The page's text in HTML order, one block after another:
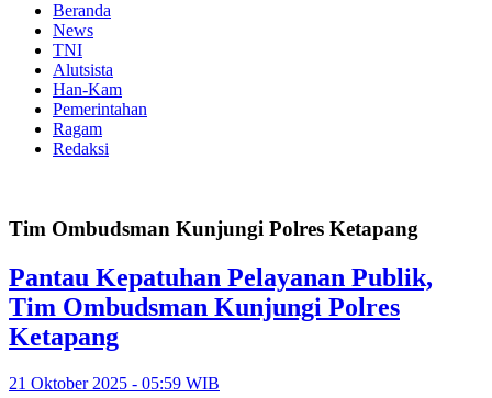
Beranda
News
TNI
Alutsista
Han-Kam
Pemerintahan
Ragam
Redaksi
Tim Ombudsman Kunjungi Polres Ketapang
Pantau Kepatuhan Pelayanan Publik,
Tim Ombudsman Kunjungi Polres
Ketapang
21 Oktober 2025 - 05:59 WIB